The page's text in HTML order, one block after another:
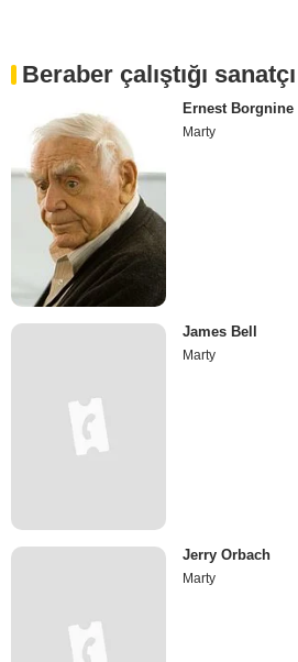
Beraber çalıştığı sanatçı
Ernest Borgnine
Marty
James Bell
Marty
Jerry Orbach
Marty